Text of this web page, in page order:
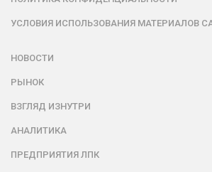
УСЛОВИЯ ИСПОЛЬЗОВАНИЯ МАТЕРИАЛОВ
НОВОСТИ
РЫНОК
ВЗГЛЯД ИЗНУТРИ
АНАЛИТИКА
ПРЕДПРИЯТИЯ ЛПК